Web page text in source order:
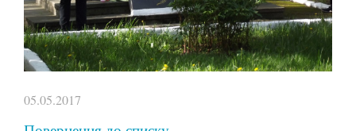
05.05.2017